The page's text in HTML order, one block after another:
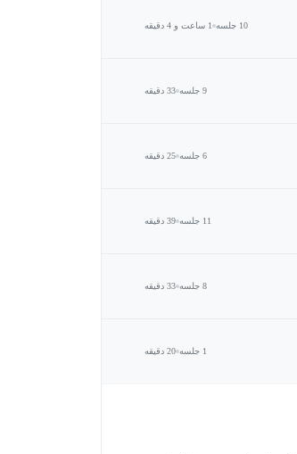
10 جلسه 1 ساعت و 4 دقیقه
9 جلسه 33 دقیقه
6 جلسه 25 دقیقه
11 جلسه 39 دقیقه
8 جلسه 33 دقیقه
1 جلسه 20 دقیقه